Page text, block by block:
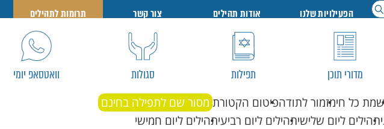
הפעילויות שלנו אודות תהילים צור קשר תרומות לתהילים
מדורי תוכן תפילות סגולות וואטסאפ יומי
כל חימזמור לתודהפיטום הקטורת מסור שם לתפילה בחינם
תהילים ליום שלישיתהילים ליום רביעיתהילים ליום חמישי